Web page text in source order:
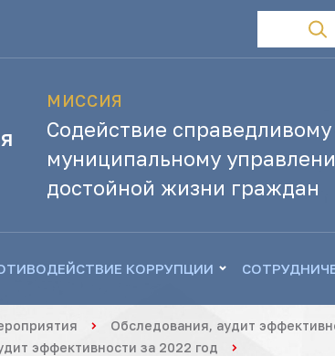
МИССИЯ
Содействие
муниципальному
достойной жизни граждан
КОРРУПЦИИ
Обследования, аудит
эффективности за 2022 год